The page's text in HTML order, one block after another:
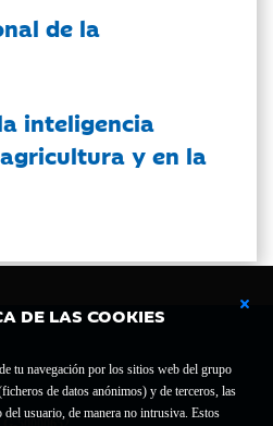
DE LAS COOKIES
tu navegación por los sitios web del grupo
de datos anónimos) y de terceros, las
del usuario, de manera no intrusiva. Estos
de la
inteligencia
y en la